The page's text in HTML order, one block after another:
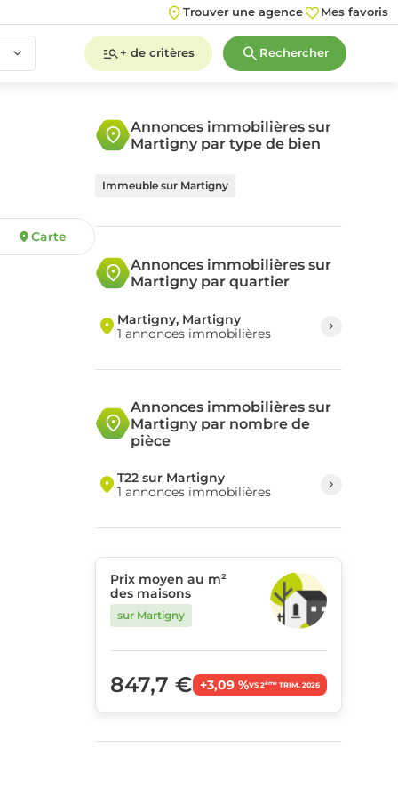
Trouver une agence Mes favoris
5+
2 3 4
+ de critères Rechercher
Carte
Annonces immobilières sur
Martigny par type de bien
Immeuble sur Martigny
Annonces immobilières sur
Martigny par quartier
Martigny, Martigny
1 annonces immobilières
Annonces immobilières sur
Martigny par nombre de
pièce
T22 sur Martigny
1 annonces immobilières
Prix moyen au m²
des maisons
sur Martigny
847,7 € +3,09 %VS 2èmeTRIM. 2026